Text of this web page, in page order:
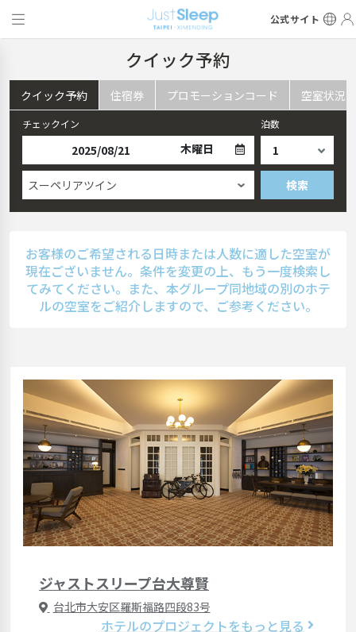
公式サイト
クイック予約
クイック予約 住宿券 プロモーションコード 空室状況
チェックイン
木曜日
泊数
スーペリアツイン 検索
お客様のご希望される日時または人数に適した空室が
現在ございません。条件を変更の上、もう一度検索し
てみてください。また、本グループ同地域の別のホテ
ルの空室をご紹介しますので、ご参考ください。
ジャストスリープ台大尊賢
台北市大安区羅斯福路四段83号
ホテルのプロジェクトをもっと見る